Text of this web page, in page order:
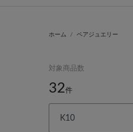
ホーム ペアジュエリー
対象商品数
32件